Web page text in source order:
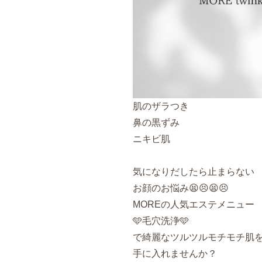
肌のザラつき
鼻の黒ずみ
ニキビ肌
気になりだしたら止まらない
お顔のお悩み😫😣😫😣
MOREの人気エステメニュー
🩵毛穴洗浄️🩵
で綺麗なツルツルモチモチ肌
手に入れませんか？